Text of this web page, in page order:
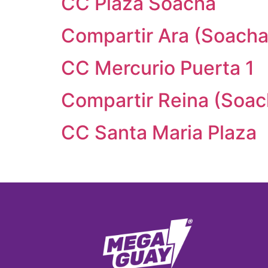
Compartir Ara
CC Mercurio Puerta 1
Compartir Reina
CC Santa Maria Plaza